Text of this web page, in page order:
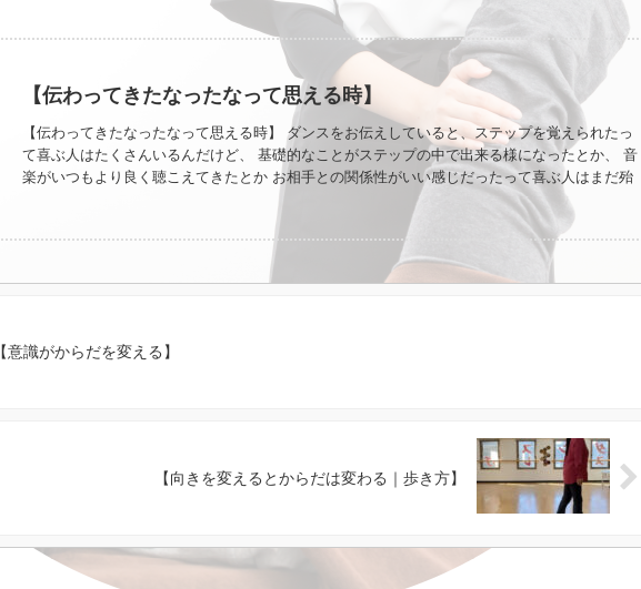
【伝わってきたなったなって思える時】
【伝わってきたなったなって思える時】 ダンスをお伝えしていると、ステップを覚えられたっ
て喜ぶ人はたくさんいるんだけど、 基礎的なことがステップの中で出来る様になったとか、 音
楽がいつもより良く聴こえてきたとか お相手との関係性がいい感じだったって喜ぶ人はまだ殆
どいない。 後者の様な人が増えてきた時に、スタジオでやろうとしようとしている事が、伝わ
ってきたなぁって思うんだろうな。 ふぅ、まだまだだ。 第2章で伝えたいことは、一筋縄では
いかないことは想定している。 ダンスを通してからだと心を育むことにチャレンジしているか
らね。 もっとふわっと踊れないと、この目的は達成できない。 みんなふわっが不得意なんだよ
ね。 真面目すぎるのかな？力みがすごい。 ふわっと踊ろう！ ステップをがむしゃらに踏むん
【意識がからだを変える】
【向きを変えるとからだは変わる｜歩き方】